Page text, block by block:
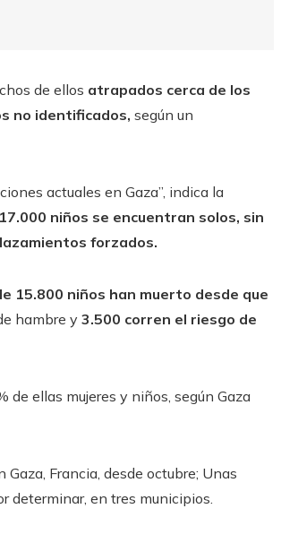
de ellos atrapados cerca de los
no identificados, según un
actuales en Gaza”, indica la
niños se encuentran solos, sin
forzados.
15.800 niños han muerto desde que
hambre y 3.500 corren el riesgo de
ellas mujeres y niños, según Gaza
Francia, desde octubre; Unas
determinar, en tres municipios.